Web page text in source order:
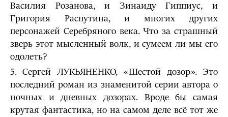
Василия Розанова, и Зинаиду Гиппиус, и
Григория Распутина, и многих других
персонажей Серебряного века. Что за страшный
зверь этот мысленный волк, и сумеем ли мы его
одолеть?
5. Сергей ЛУКЬЯНЕНКО, «Шестой дозор». Это
последний роман из знаменитой серии автора о
ночных и дневных дозорах. Вроде бы самая
крутая фантастика, но на самом деле всё тот же